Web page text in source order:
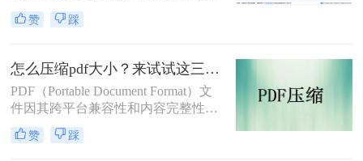
而，PDF文件体积过大常会导致存储
空间不足、传输速度慢等问题。那么
4种常用的PDF压缩方法，帮助您快速
减小文件大小。
赞 踩
怎么压缩pdf大小？来试试这三种压缩方式！
PDF（Portable Document Format）文
件因其跨平台兼容性和内容完整性而
广泛应用于各种场合。然而，随着
PDF文件中包含的图片、图表、字体
赞 踩